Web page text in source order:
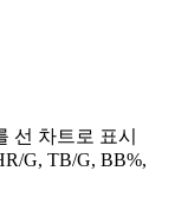
선 차트로 표시
G, TB/G, BB%,